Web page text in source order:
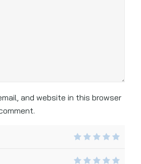
and website in this browser